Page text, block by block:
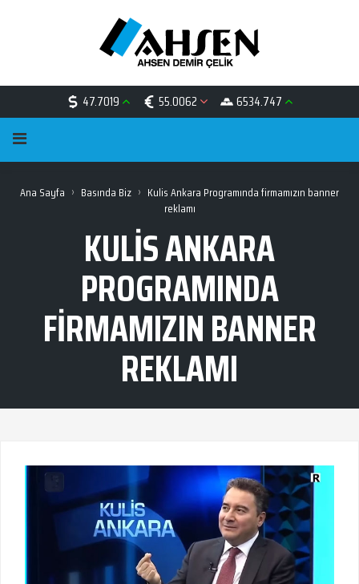
47.7019 55.0062 6534.747
Ana Sayfa › Basında Biz › Kulis Ankara Programında firmamızın banner
reklamı
KULIS ANKARA
PROGRAMINDA
FIRMAMIZIN BANNER
REKLAMI